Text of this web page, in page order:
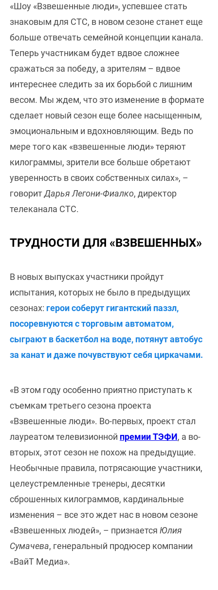
«Шоу «Взвешенные люди», успевшее стать
знаковым для СТС, в новом сезоне станет еще
больше отвечать семейной концепции канала.
Теперь участникам будет вдвое сложнее
сражаться за победу, а зрителям – вдвое
интереснее следить за их борьбой с лишним
весом. Мы ждем, что это изменение в формате
сделает новый сезон еще более насыщенным,
эмоциональным и вдохновляющим. Ведь по
мере того как «взвешенные люди» теряют
килограммы, зрители все больше обретают
уверенность в своих собственных силах», –
говоритДарья Легони-Фиалко, директор
телеканала СТС.
ТРУДНОСТИ ДЛЯ «ВЗВЕШЕННЫХ»
В новых выпусках участники пройдут
испытания, которых не было в предыдущих
сезонах: герои соберут гигантский паззл,
посоревнуются с торговым автоматом,
сыграют в баскетбол на воде, потянут автобус
за канат и даже почувствуют себя циркачами.
«В этом году особенно приятно приступать к
съемкам третьего сезона проекта
«Взвешенные люди». Во-первых, проект стал
лауреатом телевизионной премии ТЭФИ, а во-
вторых, этот сезон не похож на предыдущие.
Необычные правила, потрясающие участники,
целеустремленные тренеры, десятки
сброшенных килограммов, кардинальные
изменения – все это ждет нас в новом сезоне
«Взвешенных людей», – признается Юлия
Сумачева, генеральный продюсер компании
«ВайТ Медиа».